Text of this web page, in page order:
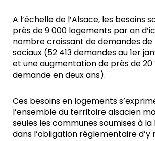
A l’échelle de l’Alsace, les besoins
près de 9 000 logements par an
nombre croissant de demandes
sociaux (52 413 demandes au 1er
et une augmentation de près de 20
demande en deux ans).
Ces besoins en logements
l’ensemble du territoire alsacien
seules les communes soumises à la
dans l’obligation réglementaire d’y